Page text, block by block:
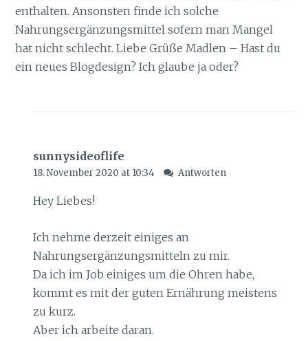
enthalten. Ansonsten finde ich solche
Nahrungsergänzungsmittel sofern man Mangel
hat nicht schlecht. Liebe Grüße Madlen – Hast du
ein neues Blogdesign? Ich glaube ja oder?
sunnysideoflife
18. November 2020 at 10:34 Antworten
Hey Liebes!
Ich nehme derzeit einiges an
Nahrungsergänzungsmitteln zu mir.
Da ich im Job einiges um die Ohren habe,
kommt es mit der guten Ernährung meistens
zu kurz.
Aber ich arbeite daran.